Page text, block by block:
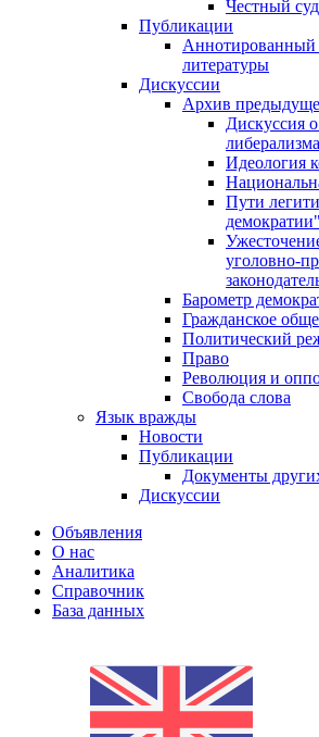
Честный суд
Публикации
Аннотированный
литературы
Дискуссии
Архив
Дискуссия
Идеология
Пути
демократии"
уголовно-
Барометр
Гражданское
Политический
Право
Революция и
Свобода слова
Язык вражды
Новости
Публикации
Документы
Дискуссии
Объявления
О нас
Аналитика
Справочник
База данных